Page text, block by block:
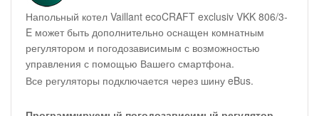
Напольный котел Vaillant ecoCRAFT exclusiv VKK 806/3-
E может быть дополнительно оснащен комнатным
регулятором и погодозависимым с возможностью
управления с помощью Вашего смартфона.
Все регуляторы подключается через шину eBus.